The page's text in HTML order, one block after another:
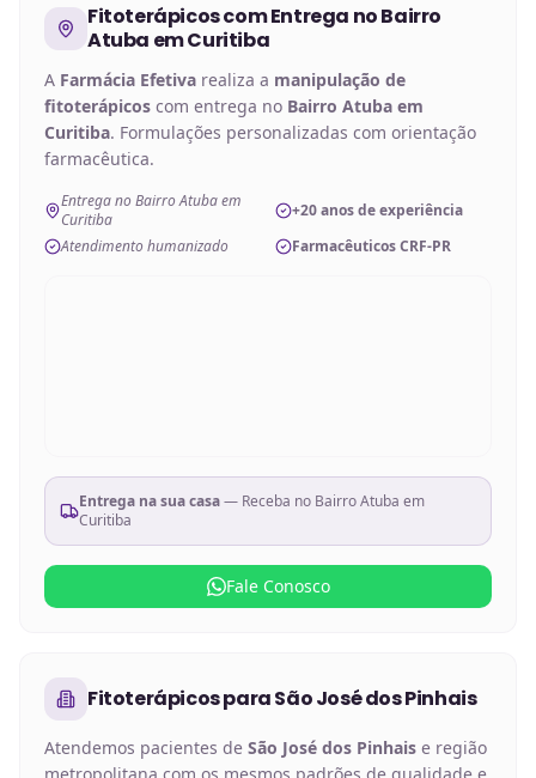
Fitoterápicoscom Entrega noBairro
Atuba em Curitiba
A Farmácia Efetiva realiza a manipulação de
fitoterápicos com entrega no Bairro Atuba em
Curitiba. Formulações personalizadas com orientação
farmacêutica.
Entrega no Bairro Atuba em
Curitiba
+20 anos de experiência
Atendimento humanizado
Farmacêuticos CRF-PR
Entrega na sua casa— Receba no Bairro Atuba em
Curitiba
Fale Conosco
FitoterápicosparaSão José dos Pinhais
Atendemos pacientes de São José dos Pinhais e região
metropolitana com os mesmos padrões de qualidade e